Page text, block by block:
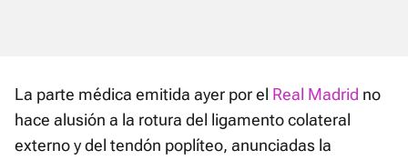
La parte médica emitida ayer por el Real Madrid no
hace alusión a la rotura del ligamento colateral
externo y del tendón poplíteo, anunciadas la